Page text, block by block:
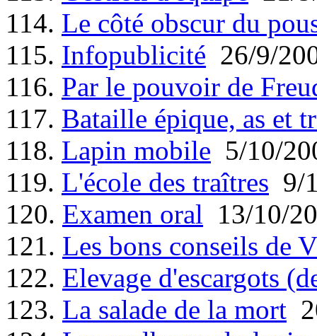
114. Le côté obscur du
115. Infopublicité 26/9/
116. Par le pouvoir de
117. Bataille épique, as et
118. Lapin mobile 5/10/
119. L'école des traîtres 9/
120. Examen oral 13/10/
121. Les bons conseils de
122. Elevage d'escargots
123. La salade de la mort